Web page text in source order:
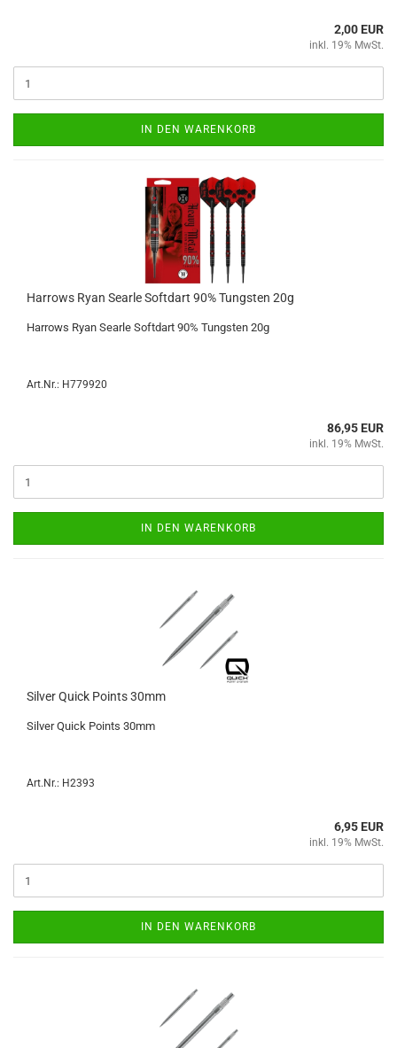
2,00 EUR
inkl. 19% MwSt.
IN DEN WARENKORB
Har­rows Ryan Se­ar­le Softdart 90% Tungs­ten 20g
Har­rows Ryan Se­ar­le Softdart 90% Tungs­ten 20g
Art.Nr.: H779920
86,95 EUR
inkl. 19% MwSt.
IN DEN WARENKORB
Sil­ver Quick Points 30mm
Sil­ver Quick Points 30mm
Art.Nr.: H2393
6,95 EUR
inkl. 19% MwSt.
IN DEN WARENKORB